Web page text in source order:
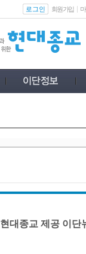
로그인 회원가입
현대종교 제공 이단